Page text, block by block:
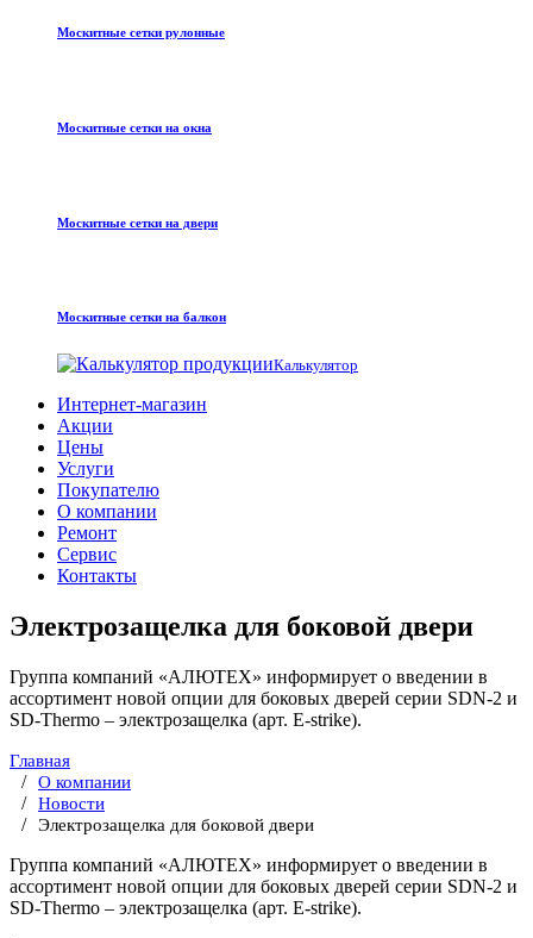
Москитные сетки рулонные
Москитные сетки на окна
Москитные сетки на двери
Москитные сетки на балкон
Калькулятор
Интернет-магазин
Акции
Цены
Услуги
Покупателю
О компании
Ремонт
Сервис
Контакты
Электрозащелка для боковой двери
Группа компаний «АЛЮТЕХ» информирует о введении в
ассортимент новой опции для боковых дверей серии SDN-2 и
SD-Thermo – электрозащелка (арт. E-strike).
Главная
О компании
Новости
Электрозащелка для боковой двери
Группа компаний «АЛЮТЕХ» информирует о введении в
ассортимент новой опции для боковых дверей серии SDN-2 и
SD-Thermo – электрозащелка (арт. E-strike).